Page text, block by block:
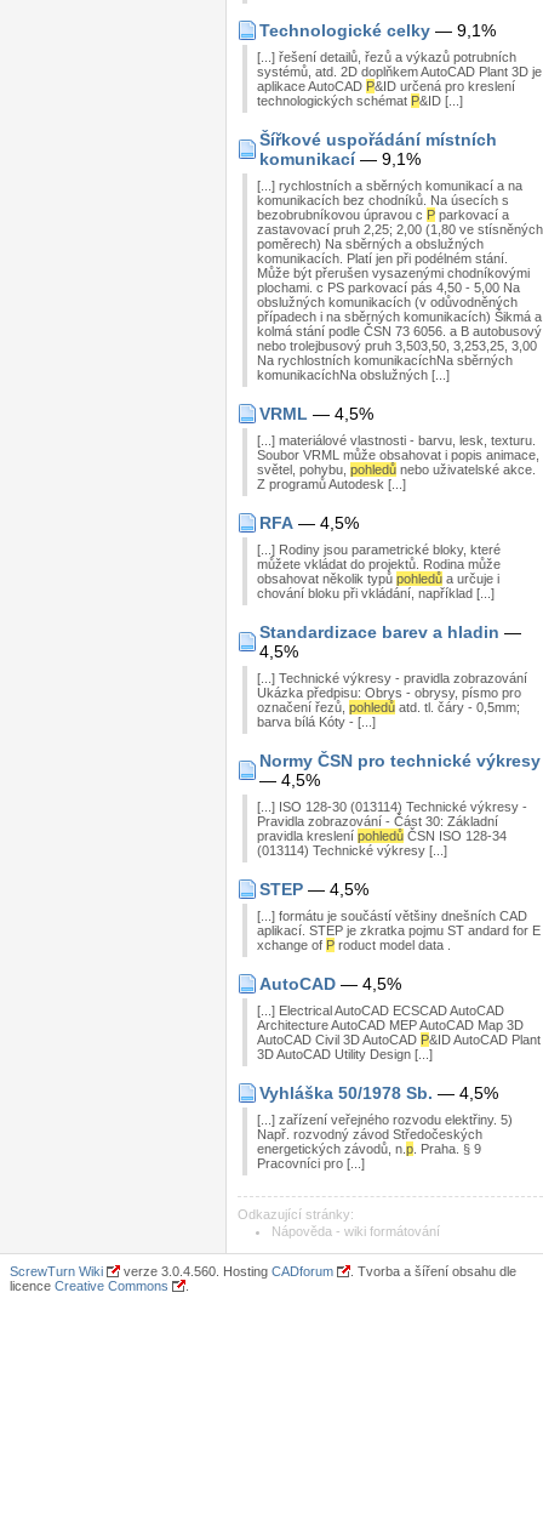
Technologické celky — 9,1%
[...] řešení detailů, řezů a výkazů potrubních
systémů, atd. 2D doplňkem AutoCAD Plant 3D je
aplikace AutoCAD P&ID určená pro kreslení
technologických schémat P&ID [...]
Šířkové uspořádání místních
komunikací— 9,1%
[...] rychlostních a sběrných komunikací a na
komunikacích bez chodníků. Na úsecích s
bezobrubníkovou úpravou c P parkovací a
zastavovací pruh 2,25; 2,00 (1,80 ve stísněných
poměrech) Na sběrných a obslužných
komunikacích. Platí jen při podélném stání.
Může být přerušen vysazenými chodníkovými
plochami. c PS parkovací pás 4,50 - 5,00 Na
obslužných komunikacích (v odůvodněných
případech i na sběrných komunikacích) Šikmá a
kolmá stání podle ČSN 73 6056. a B autobusový
nebo trolejbusový pruh 3,503,50, 3,253,25, 3,00
Na rychlostních komunikacíchNa sběrných
komunikacíchNa obslužných [...]
VRML — 4,5%
[...] materiálové vlastnosti - barvu, lesk, texturu.
Soubor VRML může obsahovat i popis animace,
světel, pohybu, pohledů nebo uživatelské akce.
Z programů Autodesk [...]
RFA — 4,5%
[...] Rodiny jsou parametrické bloky, které
můžete vkládat do projektů. Rodina může
obsahovat několik typů pohledů a určuje i
chování bloku při vkládání, například [...]
Standardizace barev a hladin —
4,5%
[...] Technické výkresy - pravidla zobrazování
Ukázka předpisu: Obrys - obrysy, písmo pro
označení řezů, pohledů atd. tl. čáry - 0,5mm;
barva bílá Kóty - [...]
Normy ČSN pro technické výkresy
— 4,5%
[...] ISO 128-30 (013114) Technické výkresy -
Pravidla zobrazování - Část 30: Základní
pravidla kreslení pohledů ČSN ISO 128-34
(013114) Technické výkresy [...]
STEP — 4,5%
[...] formátu je součástí většiny dnešních CAD
aplikací. STEP je zkratka pojmu ST andard for E
xchange of P roduct model data .
AutoCAD — 4,5%
[...] Electrical AutoCAD ECSCAD AutoCAD
Architecture AutoCAD MEP AutoCAD Map 3D
AutoCAD Civil 3D AutoCAD P&ID AutoCAD Plant
3D AutoCAD Utility Design [...]
Vyhláška 50/1978 Sb. — 4,5%
[...] zařízení veřejného rozvodu elektřiny. 5)
Např. rozvodný závod Středočeských
energetických závodů, n. p . Praha. § 9
Pracovníci pro [...]
Odkazující stránky:
Nápověda - wiki formátování
ScrewTurn Wiki verze 3.0.4.560. Hosting CADforum
. Tvorba a šíření obsahu dle
licence Creative Commons